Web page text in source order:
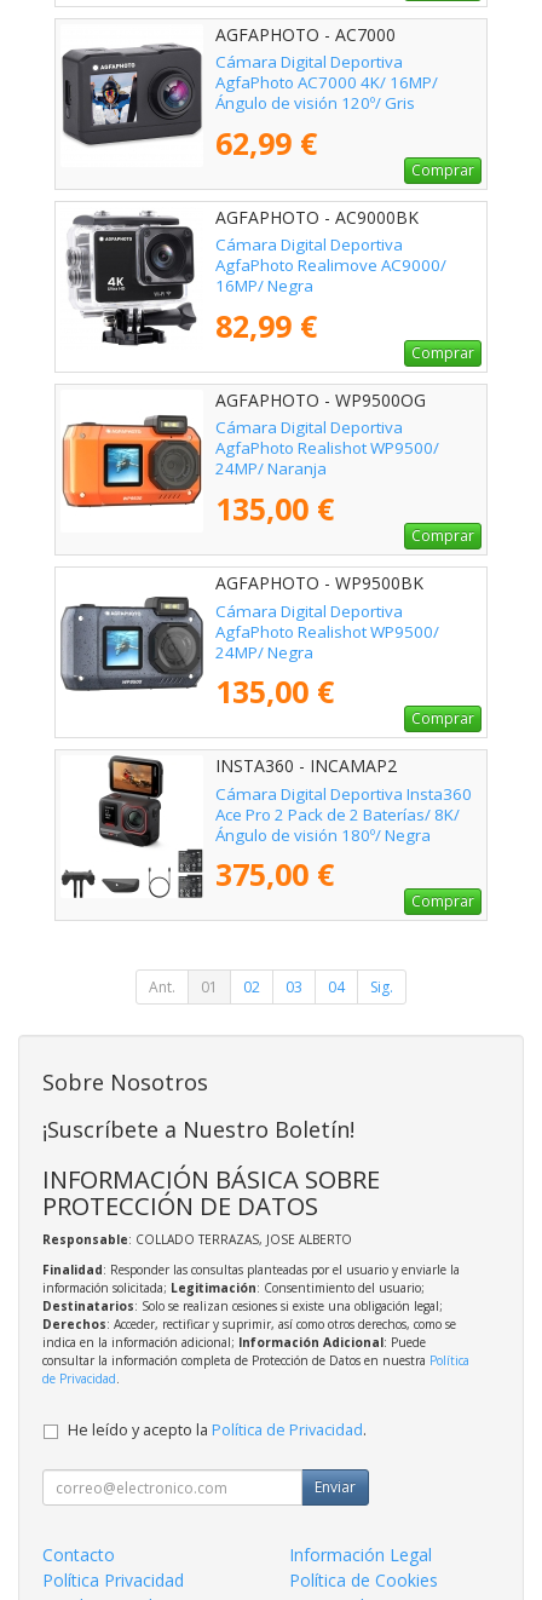
AGFAPHOTO - AC7000
Cámara Digital Deportiva
AgfaPhoto AC7000 4K/ 16MP/
Ángulo de visión 120º/ Gris
62,99 €
Comprar
AGFAPHOTO - AC9000BK
Cámara Digital Deportiva
AgfaPhoto Realimove AC9000/
16MP/ Negra
82,99 €
Comprar
AGFAPHOTO - WP9500OG
Cámara Digital Deportiva
AgfaPhoto Realishot WP9500/
24MP/ Naranja
135,00 €
Comprar
AGFAPHOTO - WP9500BK
Cámara Digital Deportiva
AgfaPhoto Realishot WP9500/
24MP/ Negra
135,00 €
Comprar
INSTA360 - INCAMAP2
Cámara Digital Deportiva Insta360
Ace Pro 2 Pack de 2 Baterías/ 8K/
Ángulo de visión 180º/ Negra
375,00 €
Comprar
Ant. 01 02 03 04 Sig.
Sobre Nosotros
¡Suscríbete a Nuestro Boletín!
INFORMACIÓN BÁSICA SOBRE
PROTECCIÓN DE DATOS
Responsable: COLLADO TERRAZAS, JOSE ALBERTO
Finalidad: Responder las consultas planteadas por el usuario y enviarle la
información solicitada; Legitimación: Consentimiento del usuario;
Destinatarios: Solo se realizan cesiones si existe una obligación legal;
Derechos: Acceder, rectificar y suprimir, así como otros derechos, como se
indica en la información adicional; Información Adicional: Puede
consultar la información completa de Protección de Datos en nuestra Política
de Privacidad.
He leído y acepto la Política de Privacidad.
Enviar
Contacto
Información Legal
Política Privacidad
Política de Cookies